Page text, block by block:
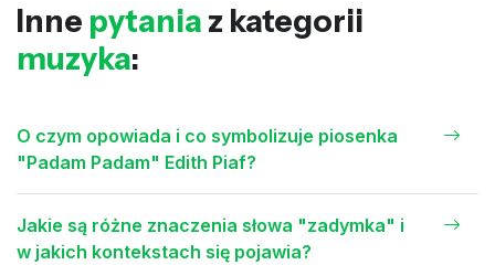
Inne pytania z kategorii
muzyka:
O czym opowiada i co symbolizuje piosenka
"Padam Padam" Edith Piaf?
Jakie są różne znaczenia słowa "zadymka" i
w jakich kontekstach się pojawia?